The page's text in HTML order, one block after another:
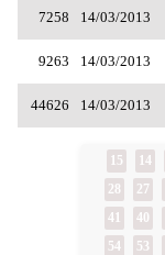
14/03/2013
7258
14/03/2013
9263
14/03/2013
44626
14
15
27
28
40
41
53
54